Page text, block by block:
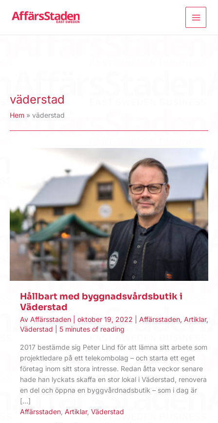
väderstad
Hem väderstad
Hållbart med byggnadsvårdsbutik i
Väderstad
Av Affärsstaden oktober 19, 2022 Affärsstaden, Artiklar,
Väderstad
5 minutes of reading
2017 bestämde sig Peter Lind för att lämna sitt arbete som
projektledare på ett telekombolag – och starta ett eget
företag inom sitt stora intresse. Redan åtta veckor senare
hade han lyckats skaffa en stor lokal i Väderstad, renovera
en del och öppna en byggvårdnadsbutik – som i dag är
[…]
Affärsstaden Artiklar, Väderstad